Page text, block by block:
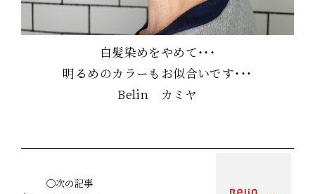
白髪染めをやめて・・・
明るめのカラーもお似合いです・・・
Belin カミヤ
◯次の記事